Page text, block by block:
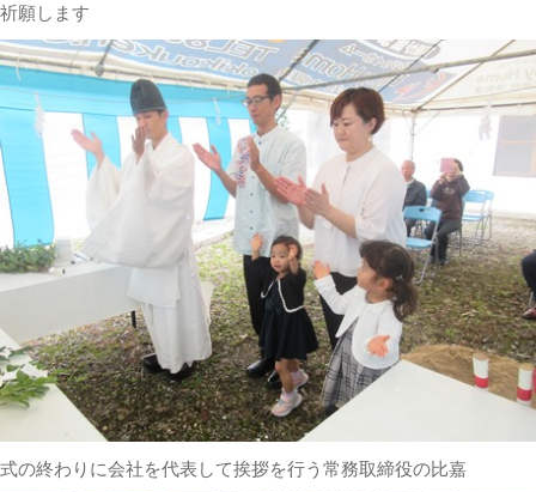
祈願します
式の終わりに会社を代表して挨拶を行う常務取締役の比嘉